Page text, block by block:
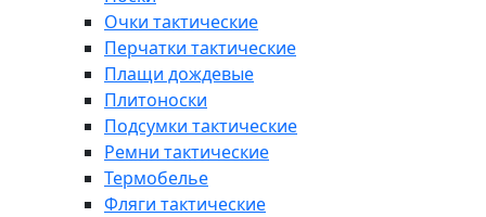
Очки тактические
Перчатки тактические
Плащи дождевые
Плитоноски
Подсумки тактические
Ремни тактические
Термобелье
Фляги тактические